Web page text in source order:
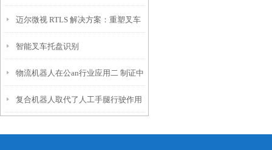
人自动化采摘
迈尔微视 RTLS 解决方案：重塑叉车
定位与作业效率
智能叉车托盘识别
物流机器人在公an行业应用二 制证中
心自动化
复合机器人取代了人工手腿行驶作用